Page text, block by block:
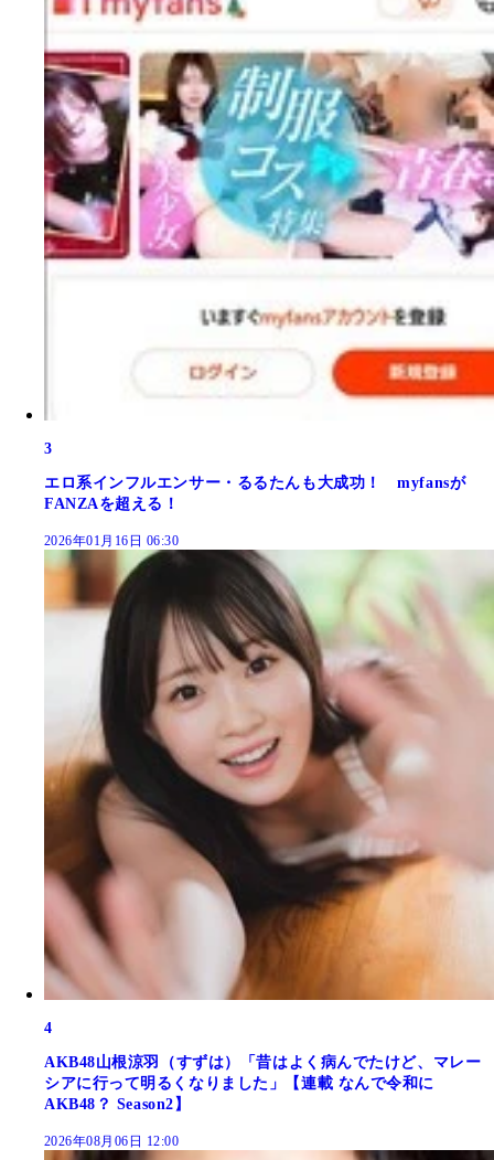
3
エロ系インフルエンサー・るるたんも大成功！ myfansが
FANZAを超える！
2026年01月16日 06:30
4
AKB48山根涼羽（すずは）「昔はよく病んでたけど、マレー
シアに行って明るくなりました」【連載 なんで令和に
AKB48？ Season2】
2026年08月06日 12:00